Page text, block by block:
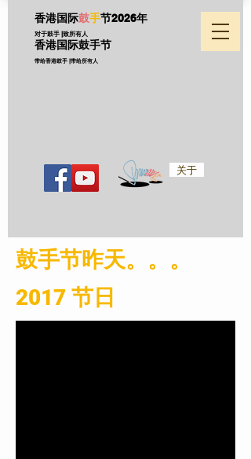
香港国际鼓手节2026年
对于鼓手 |致所有人
香港国际鼓手节
带给香港鼓手 |带给所有人
关于
​鼓手节昨天。。。
2017 节日